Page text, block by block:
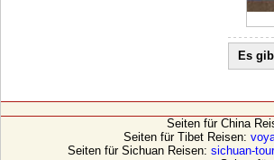
Es
Seiten für China
Seiten für Tibet Reisen:
Seiten für Sichuan Reisen: sichuan-